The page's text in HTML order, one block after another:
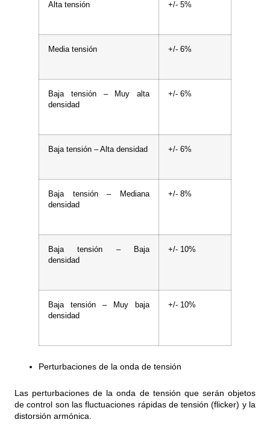
Alta tensión +/- 5%
Media tensión +/- 6%
Baja tensión – Muy alta
densidad
+/- 6%
Baja tensión – Alta densidad +/- 6%
Baja tensión – Mediana
densidad
+/- 8%
Baja tensión – Baja
densidad
+/- 10%
Baja tensión – Muy baja
densidad
+/- 10%
Perturbaciones de la onda de tensión
Las perturbaciones de la onda de tensión que serán objetos
de control son las fluctuaciones rápidas de tensión (flicker) y la
distorsión armónica.